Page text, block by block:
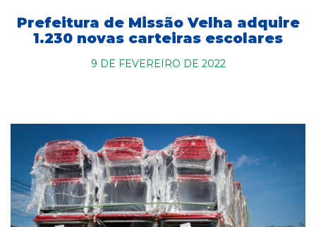
Prefeitura de Missão Velha adquire
1.230 novas carteiras escolares
9 DE FEVEREIRO DE 2022